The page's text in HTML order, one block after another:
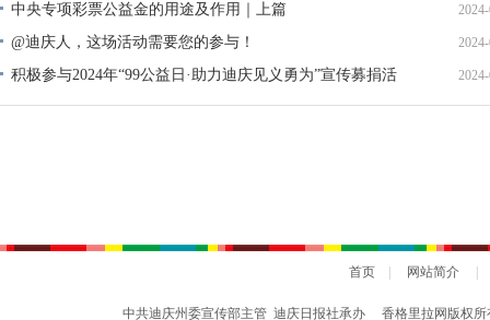
中央专项彩票公益金的用途及作用｜上篇
@迪庆人，这场活动需要您的参与！
积极参与2024年“99公益日·助力迪庆见义勇为”宣传募捐活
动倡议书